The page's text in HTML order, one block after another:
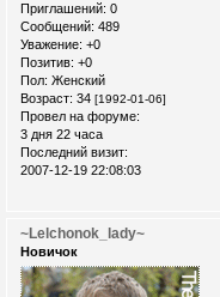
Приглашений: 0
Сообщений: 489
Уважение: +0
Позитив: +0
Пол: Женский
Возраст: 34 [1992-01-06]
Провел на форуме:
3 дня 22 часа
Последний визит:
2007-12-19 22:08:03
~Lelchonok_lady~
Новичок